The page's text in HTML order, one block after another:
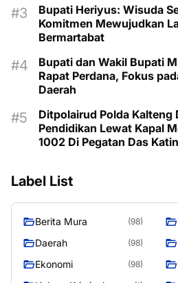
Bupati Heriyus: Wisuda
Komitmen Mewujudkan
Bermartabat
Bupati dan Wakil Bupati
Rapat Perdana, Fokus
Daerah
Ditpolairud Polda Kalteng
Pendidikan Lewat Kapal
1002 Di Pegatan Das
Label List
Berita Mura (98)
Daerah (98)
Ekonomi (98)